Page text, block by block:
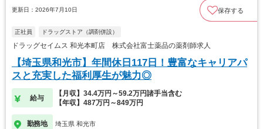
更新日：2026年7月10日 保存する
正社員 ドラッグストア（調剤併設）
ドラッグセイムス 和光本町店 株式会社富士薬品の薬剤師求人
【埼玉県和光市】年間休日117日！豊富なキャリアパ
スと充実した福利厚生が魅力◎
給与
【月収】34.4万円～59.2万円諸手当含む
【年収】487万円～849万円
勤務地 埼玉県 和光市